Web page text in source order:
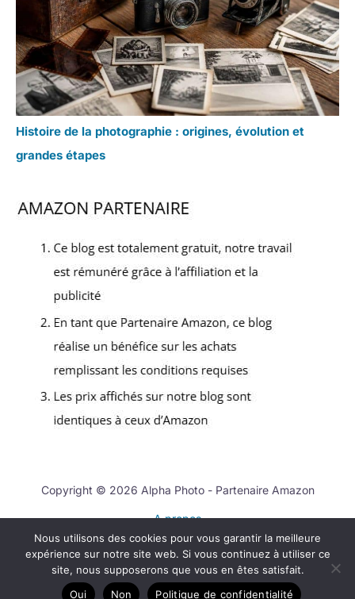
Histoire de la photographie : origines, évolution et
grandes étapes
Copyright © 2026 Alpha Photo - Partenaire Amazon
A propos
Contact
Mentions légales
Politique de confidentialité
Nous utilisons des cookies pour vous garantir la meilleure
expérience sur notre site web. Si vous continuez à utiliser ce
site, nous supposerons que vous en êtes satisfait.
Oui
Non Politique de confidentialité